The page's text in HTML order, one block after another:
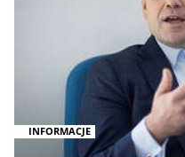
INFORMACJE